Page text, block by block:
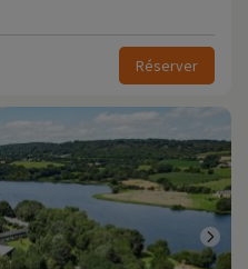
Réserver